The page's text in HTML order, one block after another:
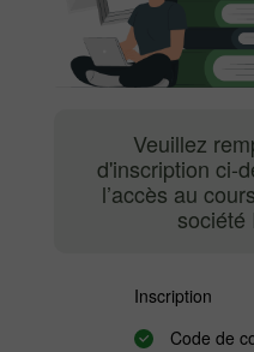
Inscription
Code de
Veuillez
d'inscription ci-
l’accès au
société